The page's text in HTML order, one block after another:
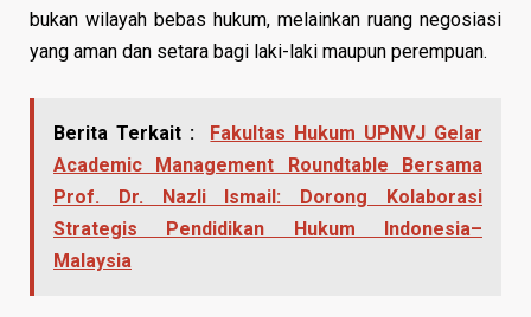
bukan wilayah bebas hukum, melainkan ruang negosiasi
yang aman dan setara bagi laki-laki maupun perempuan.
Berita Terkait :
Fakultas Hukum UPNVJ Gelar
Academic Management Roundtable Bersama
Prof. Dr. Nazli Ismail: Dorong Kolaborasi
Strategis Pendidikan Hukum Indonesia–
Malaysia